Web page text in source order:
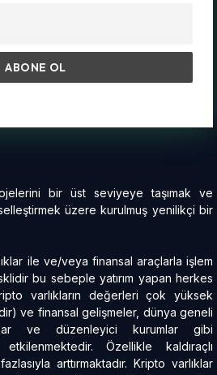
bir üst seviyeye taşımak ve
üzere kurulmuş yenilikçi bir
ile ve/veya finansal araçlarla işlem
bu sebeple yatırım yapan herkes
varlıkların değerleri çok yüksek
ve finansal gelişmeler, dünya geneli
ve düzenleyici kurumlar gibi
Özellikle kaldıraçlı
arttırmaktadır. Kripto varlıklar